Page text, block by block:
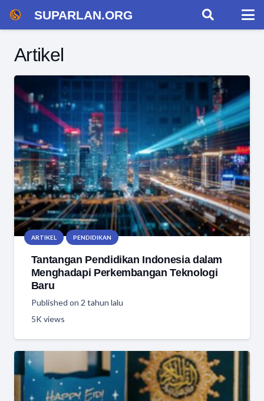
SUPARLAN.ORG
Artikel
ARTIKEL PENDIDIKAN
Tantangan Pendidikan Indonesia dalam
Menghadapi Perkembangan Teknologi
Baru
Published on 2 tahun lalu
5Kviews